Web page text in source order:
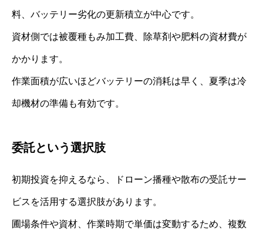
料、バッテリー劣化の更新積立が中心です。
資材側では被覆種もみ加工費、除草剤や肥料の資材費が
かかります。
作業面積が広いほどバッテリーの消耗は早く、夏季は冷
却機材の準備も有効です。
委託という選択肢
初期投資を抑えるなら、ドローン播種や散布の受託サー
ビスを活用する選択肢があります。
圃場条件や資材、作業時期で単価は変動するため、複数